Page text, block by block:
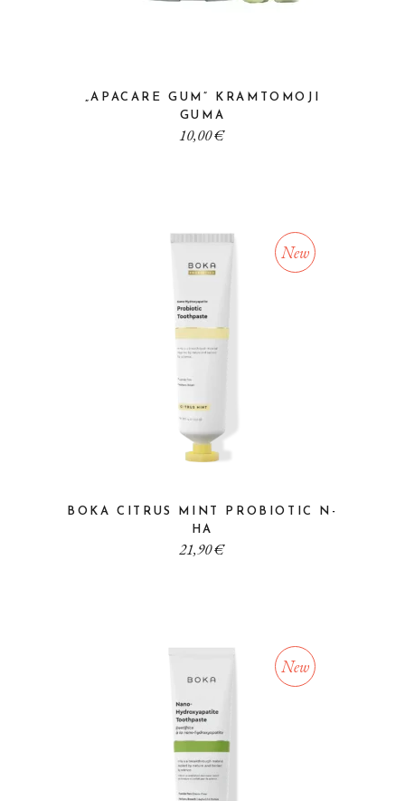
„APACARE GUM” KRAMTOMOJI
GUMA
10,00€
New
BOKA CITRUS MINT PROBIOTIC N-
HA
21,90€
New